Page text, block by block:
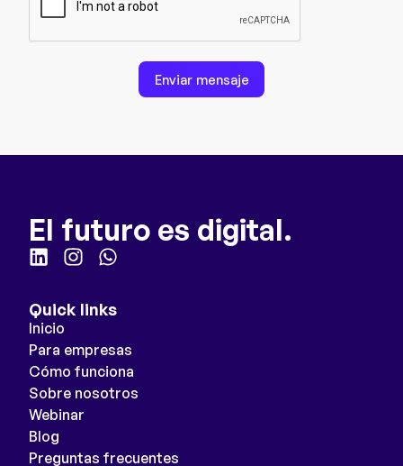
Enviar mensaje
El futuro es digital.
Quick links
Inicio
Para empresas
Cómo funciona
Sobre nosotros
Webinar
Blog
Preguntas frecuentes